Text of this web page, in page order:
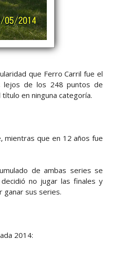
que Ferro Carril fue el
lejos de los 248 puntos de
en ninguna categoría.
mientras que en 12 años fue
de ambas series se
no jugar las finales y
ganar sus series.
2014: